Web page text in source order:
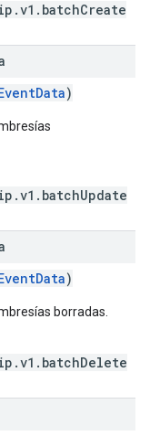
)
)
borradas.